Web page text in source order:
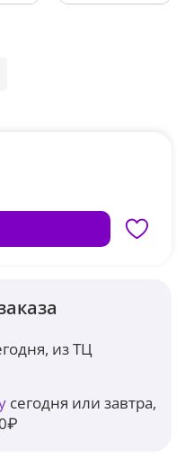
из ТЦ
сегодня или завтра,